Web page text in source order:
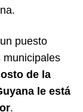
puesto
municipales
de la
le está
.